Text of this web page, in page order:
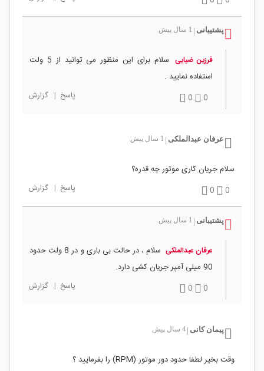
پشتیبانی 1 سال پیش
فرزین ضیایی
سلام برای این منظور می توانید از 5 ولت
استفاده نمایید .
0
0 پاسخ | گزارش
عرفان عبدالملکی 1 سال پیش
سلام جریان کاری موتور چه قدره؟
0
0 پاسخ | گزارش
پشتیبانی 1 سال پیش
عرفان عبدالملکی
سلام ، در حالت بی باری و در 8 ولت حدود
90 میلی آمپر جریان کشی دارد.
0
0 پاسخ | گزارش
پیمان کانی 4 سال پیش
وقت بخیر لطفا حدود دور موتور (RPM) را بفرمایید ؟